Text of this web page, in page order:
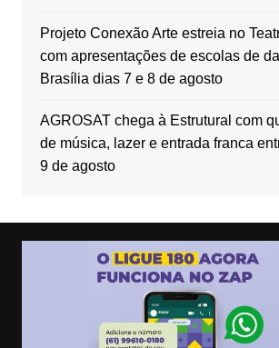
Projeto Conexão Arte estreia no
com apresentações de escolas de
Brasília dias 7 e 8 de agosto
AGROSAT chega à Estrutural com
de música, lazer e entrada franca
9 de agosto